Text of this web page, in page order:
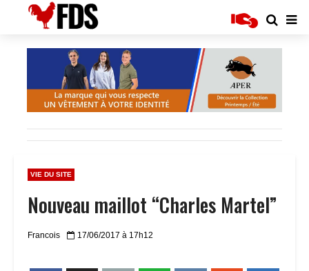
VIE DU SITE
Nouveau maillot “Charles Martel”
Francois 17/06/2017 à 17h12